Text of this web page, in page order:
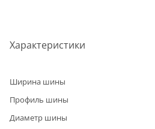
Характеристики
Ширина шины
Профиль шины
Диаметр шины